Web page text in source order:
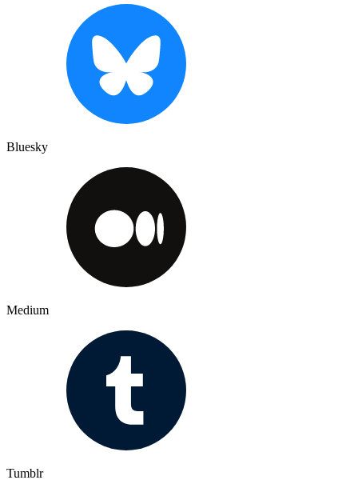
Bluesky
Medium
Tumblr